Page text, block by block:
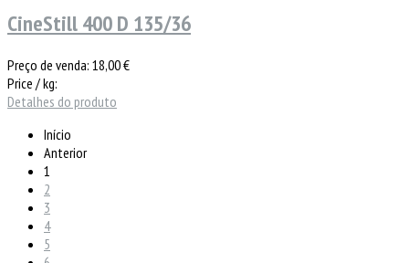
CineStill 400 D 135/36
Preço de venda: 18,00 €
Price / kg:
Detalhes do produto
Início
Anterior
1
2
3
4
5